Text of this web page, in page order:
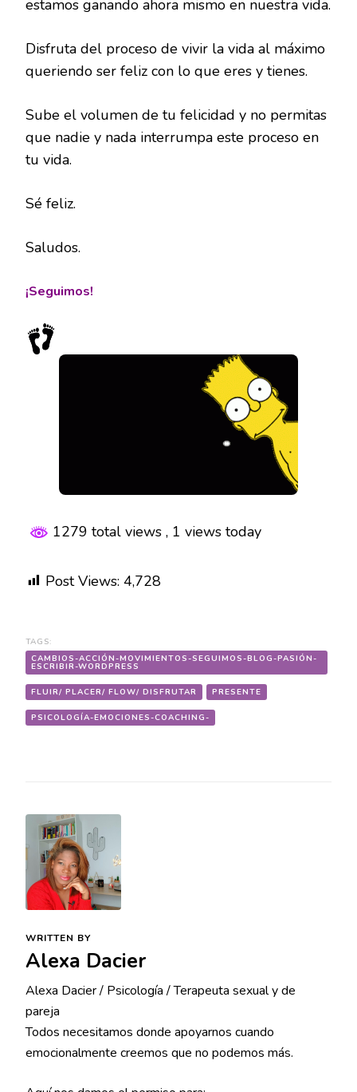
estamos ganando ahora mismo en nuestra vida.
Disfruta del proceso de vivir la vida al máximo
queriendo ser feliz con lo que eres y tienes.
Sube el volumen de tu felicidad y no permitas
que nadie y nada interrumpa este proceso en
tu vida.
Sé feliz.
Saludos.
¡Seguimos!
1279 total views , 1 views today
Post Views: 4,728
TAGS:
CAMBIOS-ACCIÓN-MOVIMIENTOS-SEGUIMOS-BLOG-PASIÓN-
ESCRIBIR-WORDPRESS
FLUIR/ PLACER/ FLOW/ DISFRUTAR PRESENTE
PSICOLOGÍA-EMOCIONES-COACHING-
WRITTEN BY
Alexa Dacier
Alexa Dacier / Psicología / Terapeuta sexual y de
pareja
Todos necesitamos donde apoyarnos cuando
emocionalmente creemos que no podemos más.